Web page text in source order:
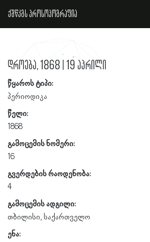
ქშწკგს პროსოპოგრაფია
დროება, 1868 | 19 აპრილი
წყაროს ტიპი:
პერიოდიკა
წელი:
1868
გამოცემის ნომერი:
16
გვერდების რაოდენობა:
4
გამოცემის ადგილი:
თბილისი, საქართველო
ენა: